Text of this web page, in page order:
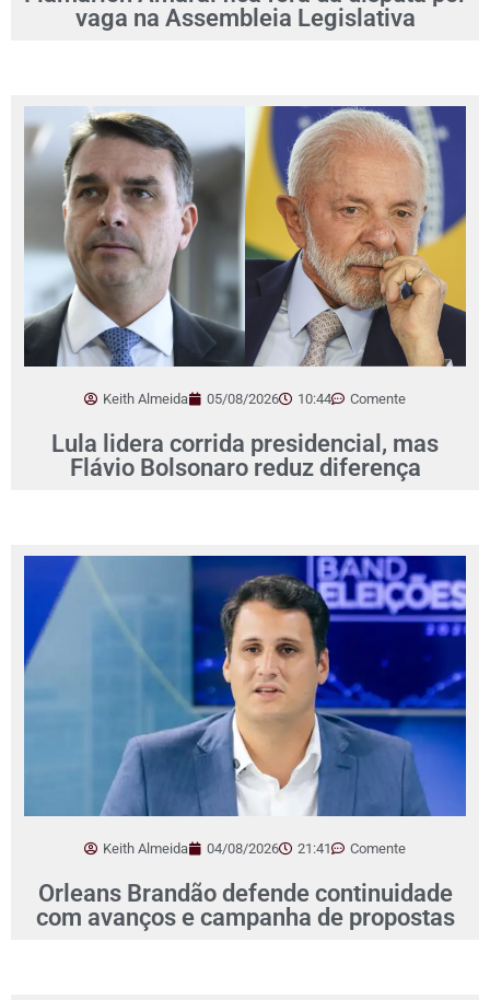
vaga na Assembleia Legislativa
Keith Almeida 05/08/2026 10:44 Comente
Lula lidera corrida presidencial, mas
Flávio Bolsonaro reduz diferença
Keith Almeida 04/08/2026 21:41 Comente
Orleans Brandão defende continuidade
com avanços e campanha de propostas